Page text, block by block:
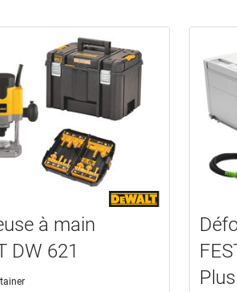
à main
DW 621